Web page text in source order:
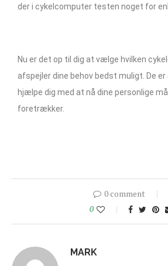
der i cykelcomputer testen noget for
Nu er det op til dig at vælge hvilken
afspejler dine behov bedst muligt. De
hjælpe dig med at nå dine personlige
foretrækker.
0 comment
0
MARK